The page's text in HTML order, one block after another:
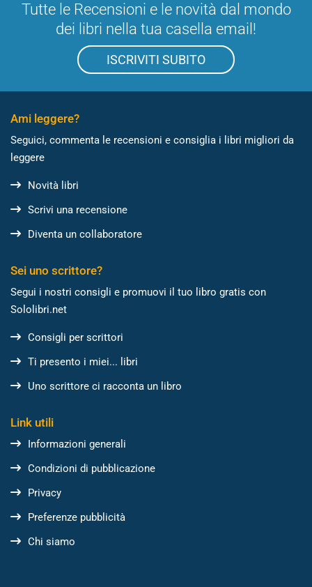
Tutte le Recensioni e le novità dal mondo
dei libri nella tua casella email!
ISCRIVITI SUBITO
Ami leggere?
Seguici, commenta le recensioni e consiglia i libri migliori da
leggere
Novità libri
Scrivi una recensione
Diventa un collaboratore
Sei uno scrittore?
Segui i nostri consigli e promuovi il tuo libro gratis con
Sololibri.net
Consigli per scrittori
Ti presento i miei... libri
Uno scrittore ci racconta un libro
Link utili
Informazioni generali
Condizioni di pubblicazione
Privacy
Preferenze pubblicità
Chi siamo